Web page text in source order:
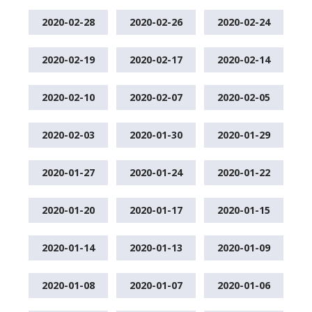
2020-02-28 2020-02-26 2020-02-24
2020-02-19 2020-02-17 2020-02-14
2020-02-10 2020-02-07 2020-02-05
2020-02-03 2020-01-30 2020-01-29
2020-01-27 2020-01-24 2020-01-22
2020-01-20 2020-01-17 2020-01-15
2020-01-14 2020-01-13 2020-01-09
2020-01-08 2020-01-07 2020-01-06